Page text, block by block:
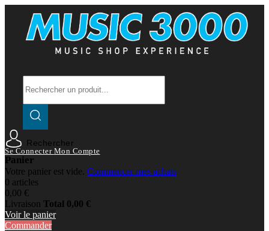
Rechercher
Se Connecter Mon Compte
Panier
Votre panier est vide. Commencer mes achats
0 articles
0,00 €
Livraison Total 0,00 €
Voir le panier
Commander